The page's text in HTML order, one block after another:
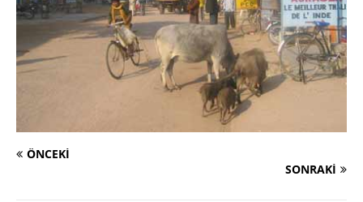
ÖNCEKI
SONRAKI